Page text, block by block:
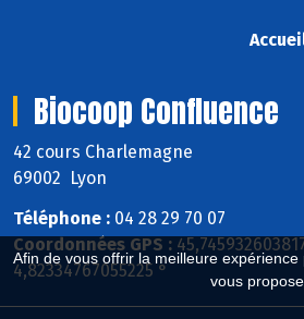
Afin de vous offrir la meilleure
vous
Biocoop Confluence
42 cours Charlemagne
69002 Lyon
Téléphone : 04 28 29 70 07
Coordonnées GPS :
4,82334767055225 °